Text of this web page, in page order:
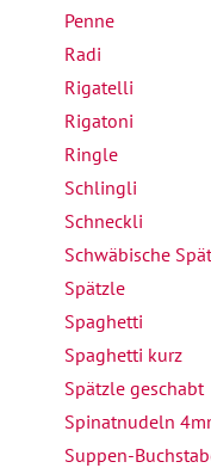
Penne
Radi
Rigatelli
Rigatoni
Ringle
Schlingli
Schneckli
Schwäbische
Spätzle
Spaghetti
Spaghetti kurz
Spätzle geschabt
Spinatnudeln
Suppen-